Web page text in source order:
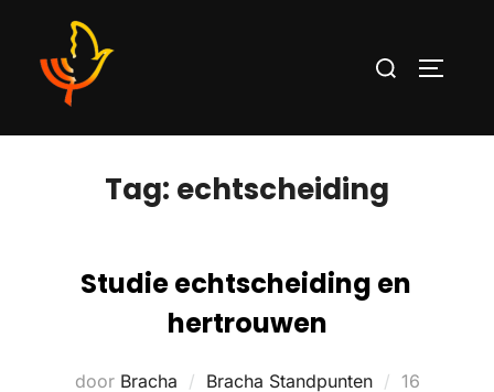
Tag: echtscheiding
Studie echtscheiding en
hertrouwen
door Bracha Bracha Standpunten
16